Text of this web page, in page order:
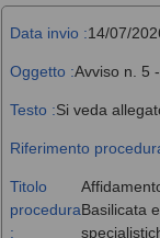
Data invio :14/07/
Oggetto :Avviso n. 5
Testo :Si veda
Riferimento
Titolo
procedura
:
Basilicata